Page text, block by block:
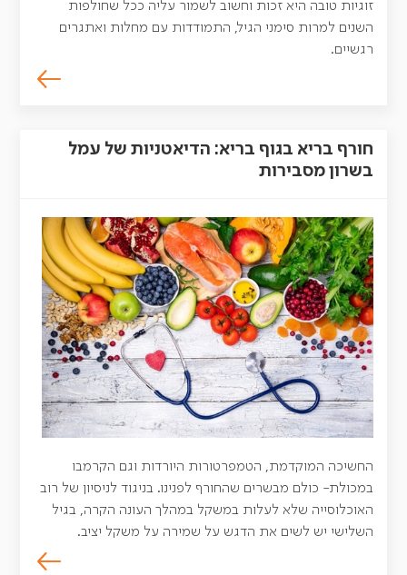
זוגיות טובה היא זכות וחשוב לשמור עליה ככל שחולפות
השנים למרות סימני הגיל, התמודדות עם מחלות ואתגרים
רגשיים.
חורף בריא בגוף בריא: הדיאטניות של עמל
בשרון מסבירות
החשיכה המוקדמת, הטמפרטורות היורדות וגם הקרמבו
במכולת- כולם מבשרים שהחורף לפנינו. בניגוד לניסיון של רוב
האוכלוסייה שלא לעלות במשקל במהלך העונה הקרה, בגיל
השלישי יש לשים את הדגש על שמירה על משקל יציב.